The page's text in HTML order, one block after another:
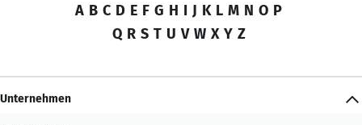
A B C D E F G H I J K L M N O P
Q R S T U V W X Y Z
Unternehmen